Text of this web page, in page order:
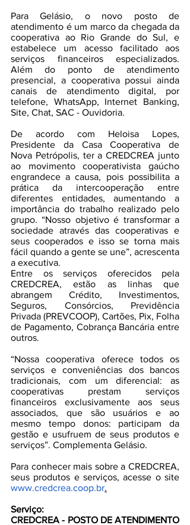
Para Gelásio, o novo posto de
atendimento é um marco da chegada da
cooperativa ao Rio Grande do Sul, e
estabelece um acesso facilitado aos
serviços financeiros especializados.
Além do ponto de atendimento
presencial, a cooperativa possui ainda
canais de atendimento digital, por
telefone, WhatsApp, Internet Banking,
Site, Chat, SAC - Ouvidoria.
De acordo com Heloisa Lopes,
Presidente da Casa Cooperativa de
Nova Petrópolis, ter a CREDCREA junto
ao movimento cooperativista gaúcho
engrandece a causa, pois possibilita a
prática da intercooperação entre
diferentes entidades, aumentando a
importância do trabalho realizado pelo
grupo. “Nosso objetivo é transformar a
sociedade através das cooperativas e
seus cooperados e isso se torna mais
fácil quando a gente se une”, acrescenta
a executiva.
Entre os serviços oferecidos pela
CREDCREA, estão as linhas que
abrangem Crédito, Investimentos,
Seguros, Consórcios, Previdência
Privada (PREVCOOP), Cartões, Pix, Folha
de Pagamento, Cobrança Bancária entre
outros.
“Nossa cooperativa oferece todos os
serviços e conveniências dos bancos
tradicionais, com um diferencial: as
cooperativas prestam serviços
financeiros exclusivamente aos seus
associados, que são usuários e ao
mesmo tempo donos: participam da
gestão e usufruem de seus produtos e
serviços”. Complementa Gelásio.
Para conhecer mais sobre a CREDCREA,
seus produtos e serviços, acesse o site
www.credcrea.coop.br.
Serviço:
CREDCREA - POSTO DE ATENDIMENTO